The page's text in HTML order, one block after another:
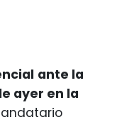
ante la
ayer en la